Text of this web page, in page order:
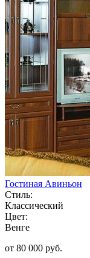
Гостиная Авиньон
Стиль:
Классический
Цвет:
Венге
от 80 000 руб.